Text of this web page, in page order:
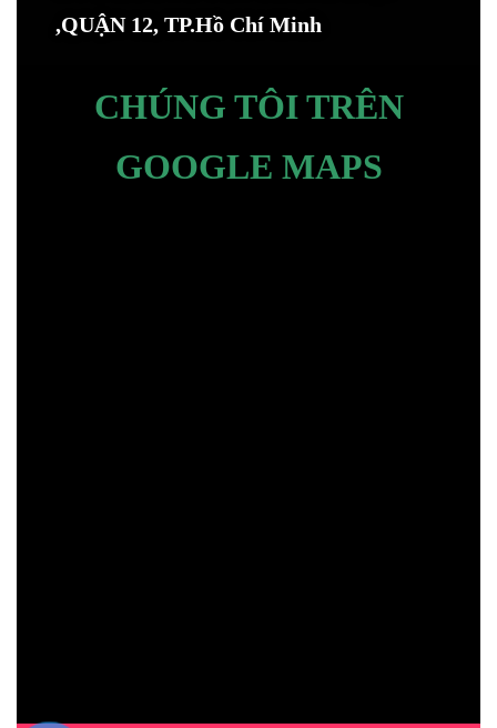
,QUẬN 12, TP.Hồ Chí Minh
CHÚNG TÔI TRÊN
GOOGLE MAPS